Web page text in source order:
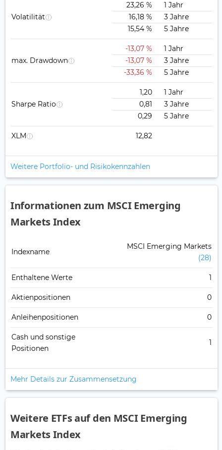
Volatilität
23,26 %
1 Jahr
16,18 %
3 Jahre
15,54 %
5 Jahre
max. Drawdown
-13,07 %
1 Jahr
-13,07 %
3 Jahre
-33,36 %
5 Jahre
Sharpe Ratio
1,20
1 Jahr
0,81
3 Jahre
0,29
5 Jahre
XLM 12,82
Weitere Portfolio- und Risikokennzahlen
Informationen zum MSCI Emerging
Markets Index
Indexname
MSCI Emerging Markets
(28)
Enthaltene Werte 1
Aktienpositionen 0
Anleihenpositionen 0
Cash und sonstige
Positionen
1
Mehr Details zur Zusammensetzung
Weitere ETFs auf den MSCI Emerging
Markets Index